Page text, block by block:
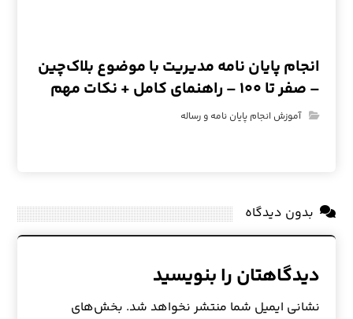
انجام پایان نامه مدیریت با موضوع بلاک‌چین
– صفر تا ۱۰۰ – راهنمای کامل + نکات مهم
آموزش انجام پایان نامه و رساله
بدون دیدگاه
دیدگاهتان را بنویسید
نشانی ایمیل شما منتشر نخواهد شد. بخش‌های